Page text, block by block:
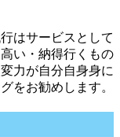
はサービスとして
い・納得行くもの
力が自分自身身に
をお勧めします。